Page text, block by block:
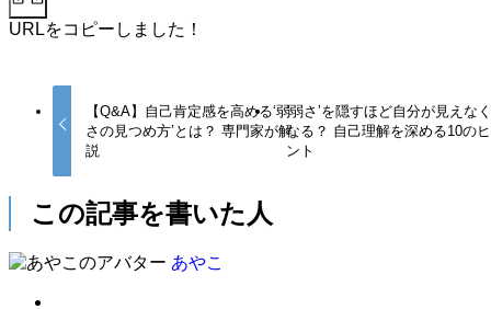
URLをコピーしました！
【Q&A】自己肯定感を高める‘弱
さの見つめ方’とは？ 専門家が解
説
‘弱さ’を隠すほど自分が見えな
なる？ 自己理解を深める10のヒ
ント
この記事を書いた人
あやこ